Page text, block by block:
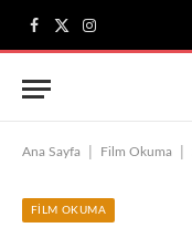
Facebook
X
(Twitter)
Instagram
Ana Sayfa Film Okuma
FILM OKUMA